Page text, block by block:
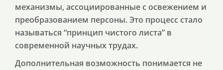
механизмы, ассоциированные с освежением и
преобразованием персоны. Это процесс стало
называться “принцип чистого листа” в
современной научных трудах.
Дополнительная возможность понимается не